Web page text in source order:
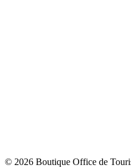
© 2026 Boutique Office de